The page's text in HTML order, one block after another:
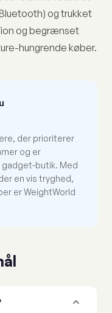
og trukket
og begrænset
hungrende køber.
der prioriterer
og er
butik. Med
en vis tryghed,
er WeightWorld